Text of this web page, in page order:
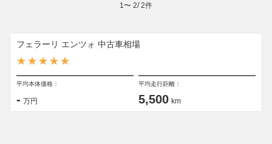
1 〜 2/2件
フェラーリ エンツォ 中古車相場
平均本体価格：
- 万円
平均走行距離：
5,500 km